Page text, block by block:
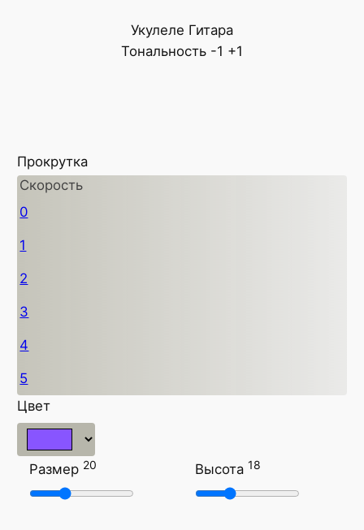
Укулеле Гитара
Тональность -1 +1
Прокрутка
Скорость
0
1
2
3
4
5
Цвет
Размер 20 Высота 18